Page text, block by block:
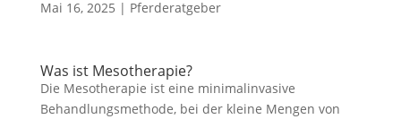
Mai 16, 2025 | Pferderatgeber
Was ist Mesotherapie?
Die Mesotherapie ist eine minimalinvasive
Behandlungsmethode, bei der kleine Mengen von